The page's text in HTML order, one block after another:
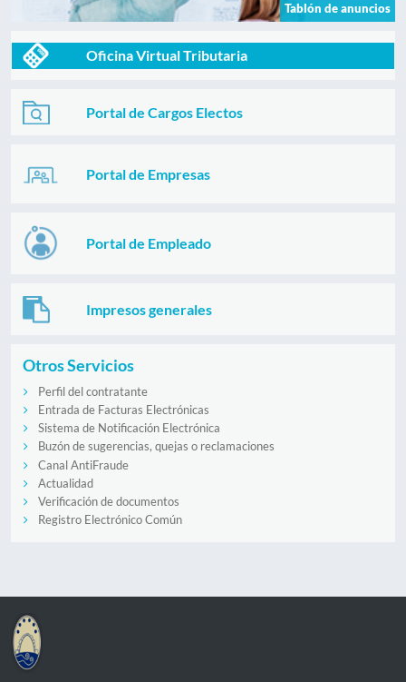
Tablón de anuncios
Oficina Virtual Tributaria
Portal de Cargos Electos
Portal de Empresas
Portal de Empleado
Impresos generales
Otros Servicios
Perfil del contratante
Entrada de Facturas Electrónicas
Sistema de Notificación Electrónica
Buzón de sugerencias, quejas o reclamaciones
Canal AntiFraude
Actualidad
Verificación de documentos
Registro Electrónico Común